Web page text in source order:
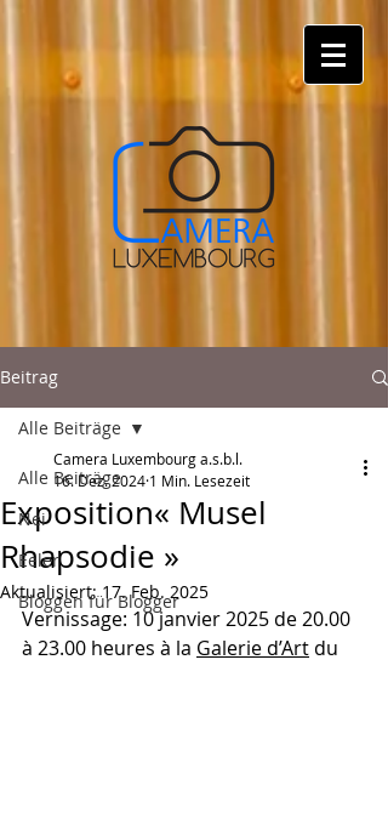
Beitrag
Alle Beiträge
Nei
Eeler
Bloggen für Blogger
Alle Beiträge
Exposition« Musel
Rhapsodie »
Camera Luxembourg a.s.b.l.
16. Dez. 2024 1 Min. Lesezeit
Aktualisiert:17. Feb. 2025
Vernissage: 10 janvier 2025 de 20.00
à 23.00 heures à la Galerie d’Art du